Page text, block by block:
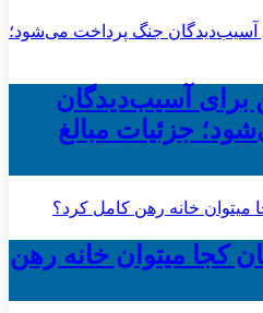
برای آسیب‌دیدگان
جزئیات مبالغ
تومان کجا میتوان خانه رهن